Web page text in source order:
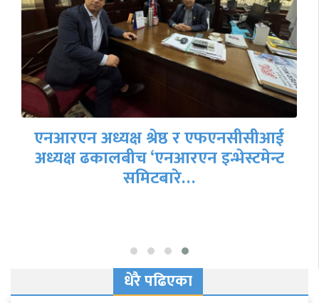
एनआरएन अध्यक्ष श्रेष्ठ र एफएनसीसीआई
अध्यक्ष ढकालबीच ‘एनआरएन इन्भेस्टमेन्ट
समिटबारे…
धेरै पढिएका